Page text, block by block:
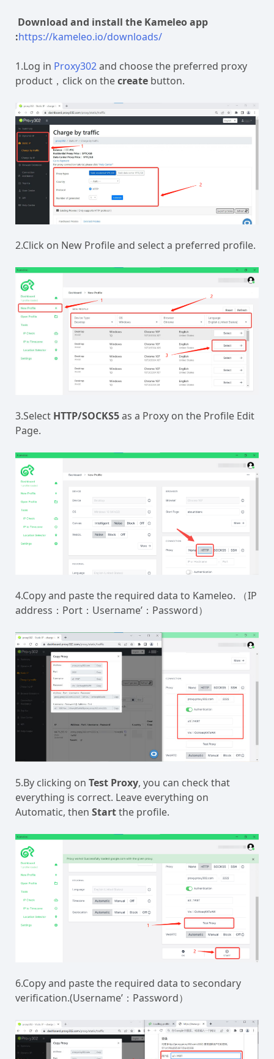
Download and install the Kameleo app
:https://kameleo.io/downloads/
1.Log in Proxy302and choose the preferred proxy
product，click on thecreate button.
2.Click on New Profile and select a preferred profile.
3.Select HTTP/SOCKS5as a Proxy on the Profile Edit
Page.
4.Copy and paste the required data to Kameleo. （IP
address：Port：Username’：Password）
5.By clicking on Test Proxy, you can check that
everything is correct. Leave everything on
Automatic, then Startthe profile.
6.Copy and paste the required data to secondary
verification.(Username’：Password）